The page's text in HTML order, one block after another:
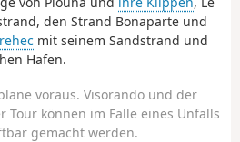
den Strand Bonaparte und
mit seinem Sandstrand und
Hafen.
voraus. Visorando und der
Tour können im Falle eines Unfalls
gemacht werden.